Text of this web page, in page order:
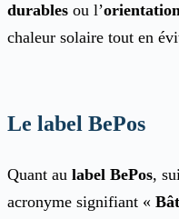
durables ou l’
chaleur solaire tout en
Le label BePos
Quant au label BePos,
acronyme signifiant «